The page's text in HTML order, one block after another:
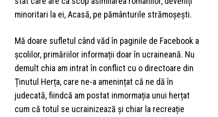
minoritari la ei, Acasă, pe pământurile strămoșești.
Mă doare sufletul când văd în paginile de Facebook a
școlilor, primăriilor informații doar în ucraineană. Nu
demult chia am intrat în conflict cu o directoare din
Ținutul Herța, care ne-a amenințat că ne dă în
judecată, fiindcă am postat inmormația unui herțat
cum că totul se ucrainizează și chiar la recreație